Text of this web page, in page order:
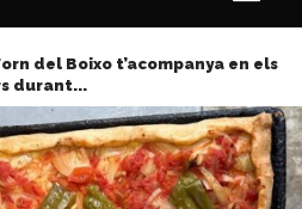
del Boixo t’acompanya en els
durant...